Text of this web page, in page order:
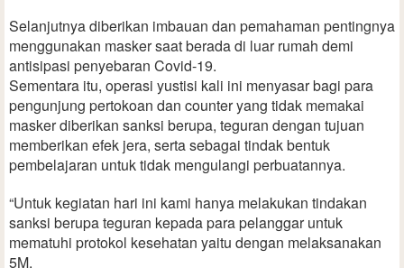
Selanjutnya diberikan imbauan dan pemahaman pentingnya
menggunakan masker saat berada di luar rumah demi
antisipasi penyebaran Covid-19.
Sementara itu, operasi yustisi kali ini menyasar bagi para
pengunjung pertokoan dan counter yang tidak memakai
masker diberikan sanksi berupa, teguran dengan tujuan
memberikan efek jera, serta sebagai tindak bentuk
pembelajaran untuk tidak mengulangi perbuatannya.
“Untuk kegiatan hari ini kami hanya melakukan tindakan
sanksi berupa teguran kepada para pelanggar untuk
mematuhi protokol kesehatan yaitu dengan melaksanakan
5M.